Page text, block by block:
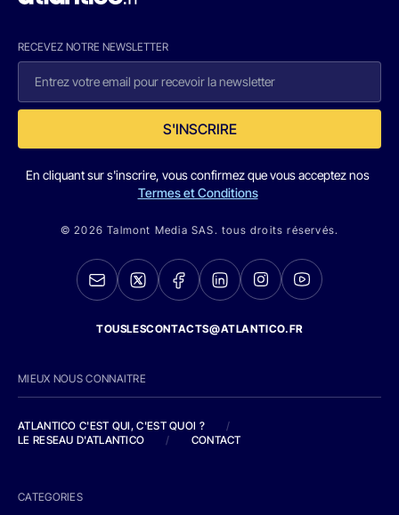
RECEVEZ NOTRE NEWSLETTER
S'INSCRIRE
En cliquant sur s'inscrire, vous confirmez que vous acceptez nos
Termes et Conditions
© 2026 Talmont Media SAS. tous droits réservés.
TOUSLESCONTACTS@ATLANTICO.FR
MIEUX NOUS CONNAITRE
ATLANTICO C'EST QUI, C'EST QUOI ?
/
LE RESEAU D'ATLANTICO
/ CONTACT
CATEGORIES